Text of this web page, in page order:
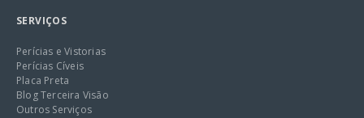
SERVIÇOS
Perícias e Vistorias
Perícias Cíveis
Placa Preta
Blog Terceira Visão
Outros Serviços